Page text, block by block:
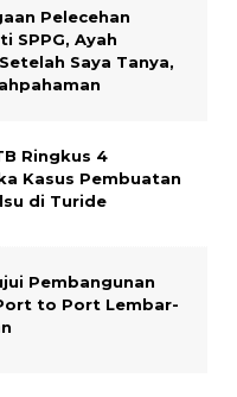
Pelecehan
SPPG, Ayah
Saya Tanya,
Ringkus 4
Kasus Pembuatan
di Turide
Pembangunan
to Port Lembar-